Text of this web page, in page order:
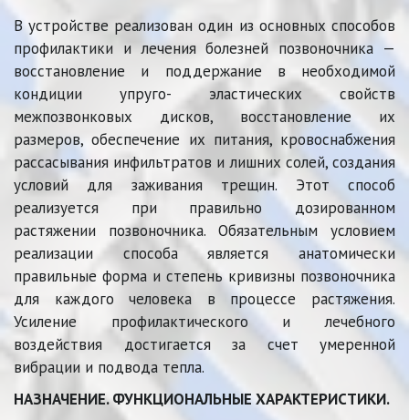
В устройстве реализован один из основных способов
профилактики и лечения болезней позвоночника —
восстановление и поддержание в необходимой
кондиции упруго- эластических свойств
межпозвонковых дисков, восстановление их
размеров, обеспечение их питания, кровоснабжения
рассасывания инфильтратов и лишних солей, создания
условий для заживания трещин. Этот способ
реализуется при правильно дозированном
растяжении позвоночника. Обязательным условием
реализации способа является анатомически
правильные форма и степень кривизны позвоночника
для каждого человека в процессе растяжения.
Усиление профилактического и лечебного
воздействия достигается за счет умеренной
вибрации и подвода тепла.
НАЗНАЧЕНИЕ. ФУНКЦИОНАЛЬНЫЕ ХАРАКТЕРИСТИКИ.